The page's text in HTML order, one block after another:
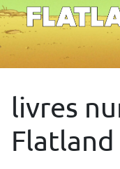
livres